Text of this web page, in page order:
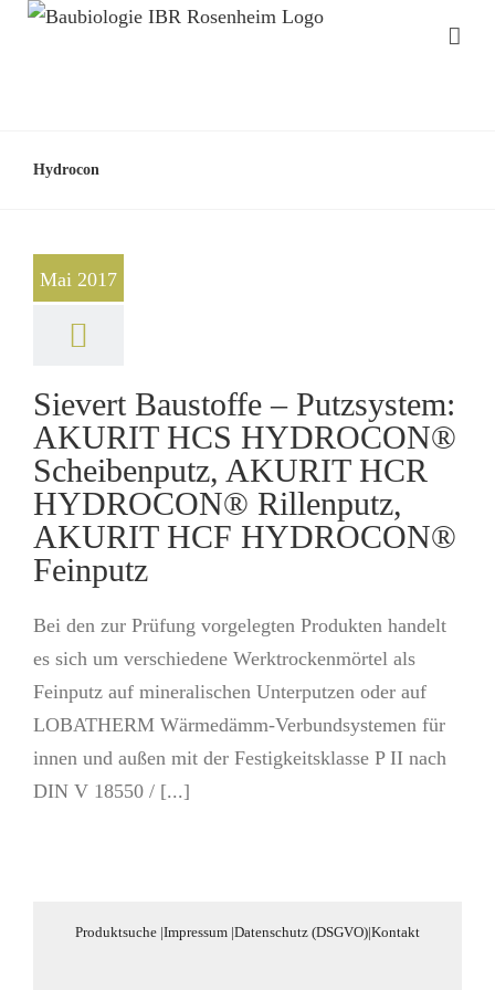
Hydrocon
Mai 2017
Sievert Baustoffe – Putzsystem:
AKURIT HCS HYDROCON®
Scheibenputz, AKURIT HCR
HYDROCON® Rillenputz,
AKURIT HCF HYDROCON®
Feinputz
Bei den zur Prüfung vorgelegten Produkten handelt
es sich um verschiedene Werktrockenmörtel als
Feinputz auf mineralischen Unterputzen oder auf
LOBATHERM Wärmedämm-Verbundsystemen für
innen und außen mit der Festigkeitsklasse P II nach
DIN V 18550 / [...]
Produktsuche |Impressum |Datenschutz (DSGVO)|Kontakt